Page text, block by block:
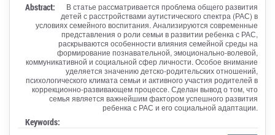
Abstract:
В статье рассматривается проблема общего развития
детей с расстройствами аутистического спектра (РАС) в
условиях семейного воспитания. Анализируются современные
представления о роли семьи в развитии ребенка с РАС,
раскрываются особенности влияния семейной среды на
формирование познавательной, эмоционально-волевой,
коммуникативной и социальной сфер личности. Особое внимание
уделяется значению детско-родительских отношений,
психологического климата семьи и активного участия родителей в
коррекционно-развивающем процессе. Сделан вывод о том, что
семья является важнейшим фактором успешного развития
ребенка с РАС и его социальной адаптации.
Keywords: